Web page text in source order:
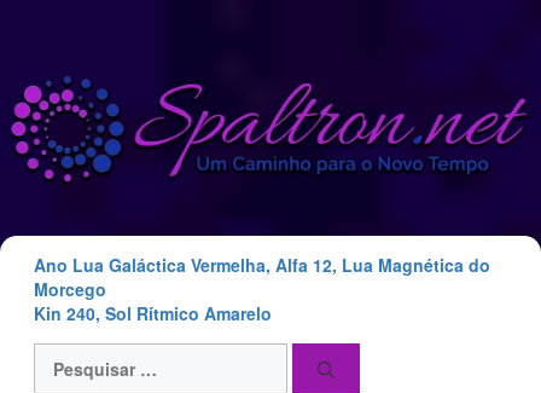
conteúdo
Ano Lua Galáctica Vermelha, Alfa 12, Lua Magnética do
Morcego
Kin 240, Sol Rítmico Amarelo
por: